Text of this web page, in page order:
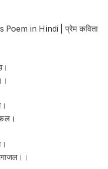
in Hindi | प्रेम कविता